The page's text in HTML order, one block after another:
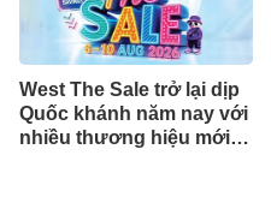
West The Sale trở lại dịp
Quốc khánh năm nay với
nhiều thương hiệu mới,